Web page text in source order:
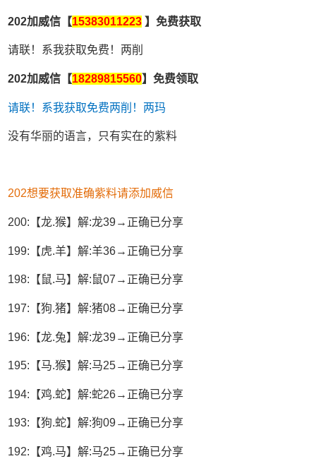
202加威信【15383011223 】免费获取
请联！系我获取免费！两削
202加威信【18289815560】免费领取
请联！系我获取免费两削！两玛
没有华丽的语言，只有实在的紫料
202想要获取准确紫料请添加威信
200:【龙.猴】解:龙39→正确已分享
199:【虎.羊】解:羊36→正确已分享
198:【鼠.马】解:鼠07→正确已分享
197:【狗.猪】解:猪08→正确已分享
196:【龙.兔】解:龙39→正确已分享
195:【马.猴】解:马25→正确已分享
194:【鸡.蛇】解:蛇26→正确已分享
193:【狗.蛇】解:狗09→正确已分享
192:【鸡.马】解:马25→正确已分享